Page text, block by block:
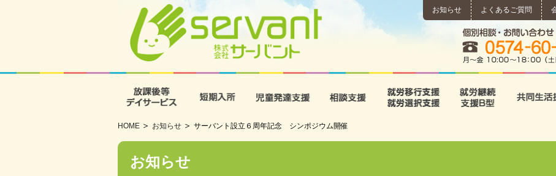
お知らせ よくあるご質問
相談支援 就労移行支援･就労選択支援
HOME お知らせ サーバント設立６周年記念 シンポジウム開催
お知らせ